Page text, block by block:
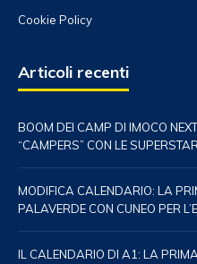
Cookie Policy
Articoli recenti
BOOM DEI CAMP DI IMOCO
“CAMPERS” CON LE
MODIFICA CALENDARIO: LA
PALAVERDE CON CUNEO PER
IL CALENDARIO DI A1: LA